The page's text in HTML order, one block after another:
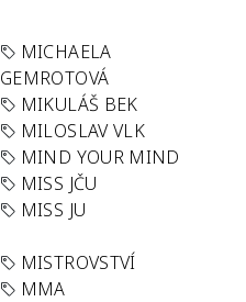
MICHAELA
GEMROTOVÁ
MIKULÁŠ BEK
MILOSLAV VLK
MIND YOUR MIND
MISS JČU
MISS JU
MISTROVSTVÍ
MMA